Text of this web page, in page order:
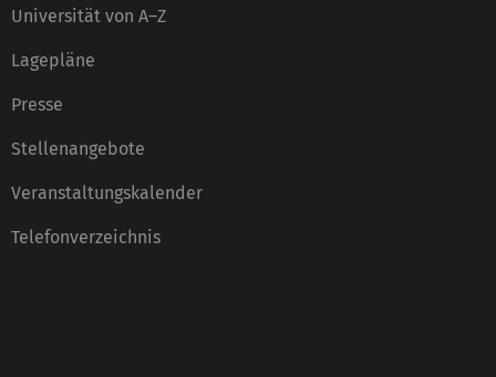
Universität von A–Z
Lagepläne
Presse
Stellenangebote
Veranstaltungskalender
Telefonverzeichnis